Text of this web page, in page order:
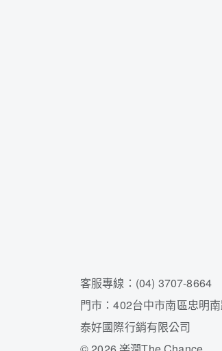
客服專線：(04) 3707-8664
門市：402台中市南區忠明
泰好國際行銷有限公司